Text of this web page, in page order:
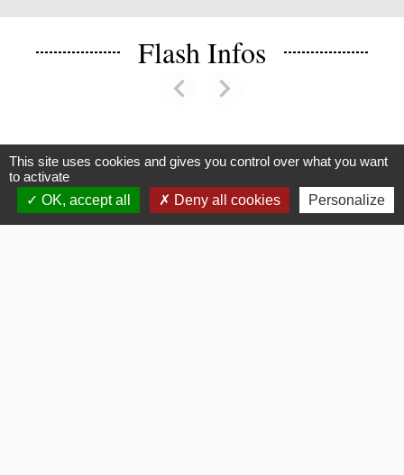
Flash Infos
chevron_leftPrevious
chevron_rightNext
Voir tout
La Mairie
This site uses cookies and gives you control over what you want
to activate
OK, accept all
Deny all cookies Personalize